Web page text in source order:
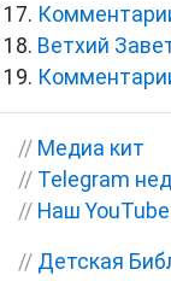
Ветхий
// Медиа кит
// Telegram
// Наш
// Детская